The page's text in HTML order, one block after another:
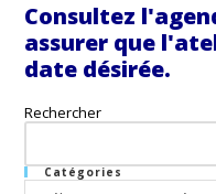
Consultez
assurer que
date désirée.
Rechercher
Catégories
Catégories